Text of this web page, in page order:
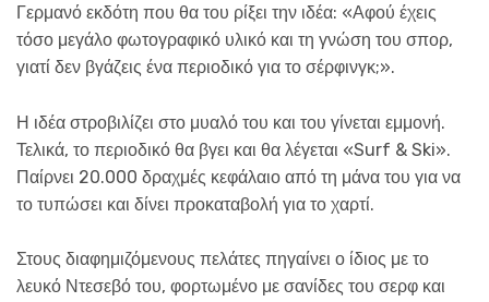
Γερμανό εκδότη που θα του ρίξει την ιδέα: «Αφού έχεις
τόσο μεγάλο φωτογραφικό υλικό και τη γνώση του σπορ,
γιατί δεν βγάζεις ένα περιοδικό για το σέρφινγκ;».
Η ιδέα στροβιλίζει στο μυαλό του και του γίνεται εμμονή.
Τελικά, το περιοδικό θα βγει και θα λέγεται «Surf & Ski».
Παίρνει 20.000 δραχμές κεφάλαιο από τη μάνα του για να
το τυπώσει και δίνει προκαταβολή για το χαρτί.
Στους διαφημιζόμενους πελάτες πηγαίνει ο ίδιος με το
λευκό Ντεσεβό του, φορτωμένο με σανίδες του σερφ και